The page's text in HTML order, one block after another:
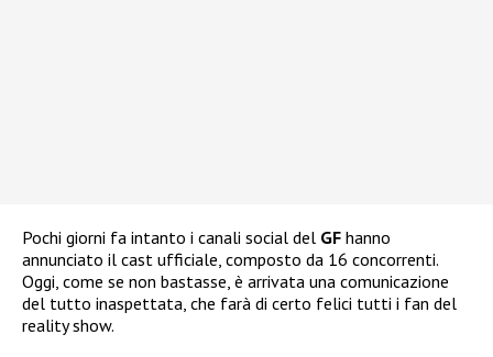
Pochi giorni fa intanto i canali social del GF hanno
annunciato il cast ufficiale, composto da 16 concorrenti.
Oggi, come se non bastasse, è arrivata una comunicazione
del tutto inaspettata, che farà di certo felici tutti i fan del
reality show.